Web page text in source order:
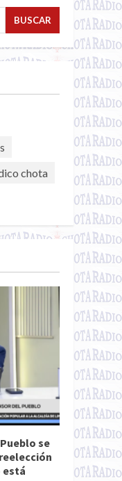
chota
se
está